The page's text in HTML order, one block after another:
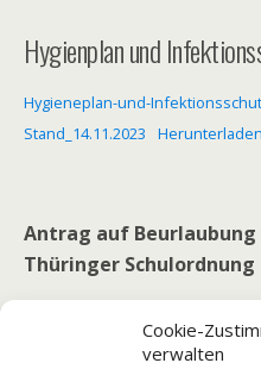
Cookie-
verwalten
Hygienplan und
Hygieneplan-und-
Stand_14.11.2023
Herunterladen
Antrag auf
Thüringer Schulordnung